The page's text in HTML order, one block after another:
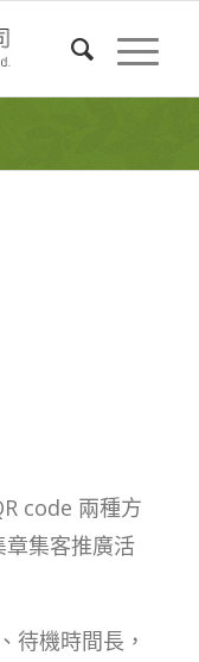
code 兩種方
集客推廣活
待機時間長，